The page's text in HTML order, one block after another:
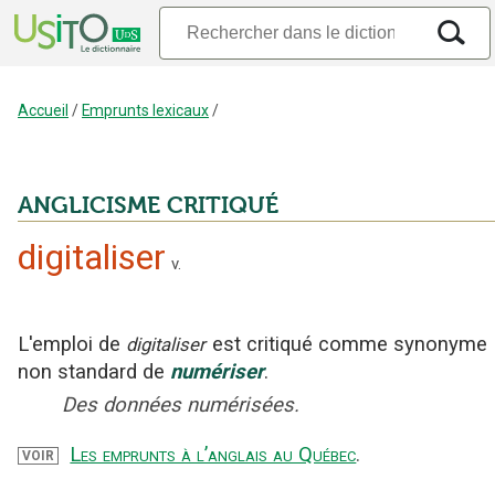
Accueil /Emprunts lexicaux/
ANGLICISME CRITIQUÉ
digitaliser v.
L'emploi de digitaliser est critiqué comme synonyme
non standard de numériser.
Des données numérisées.
VOIR Les emprunts à l’anglais au Québec.